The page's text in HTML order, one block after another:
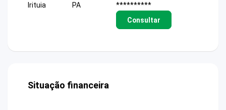
Irituia
PA
**********
Consultar
Situação financeira